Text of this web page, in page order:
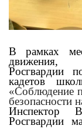
В рамках
движения,
Росгвардии
кадетов
«Соблюдение
безопасности
Инспектор
Росгвардии